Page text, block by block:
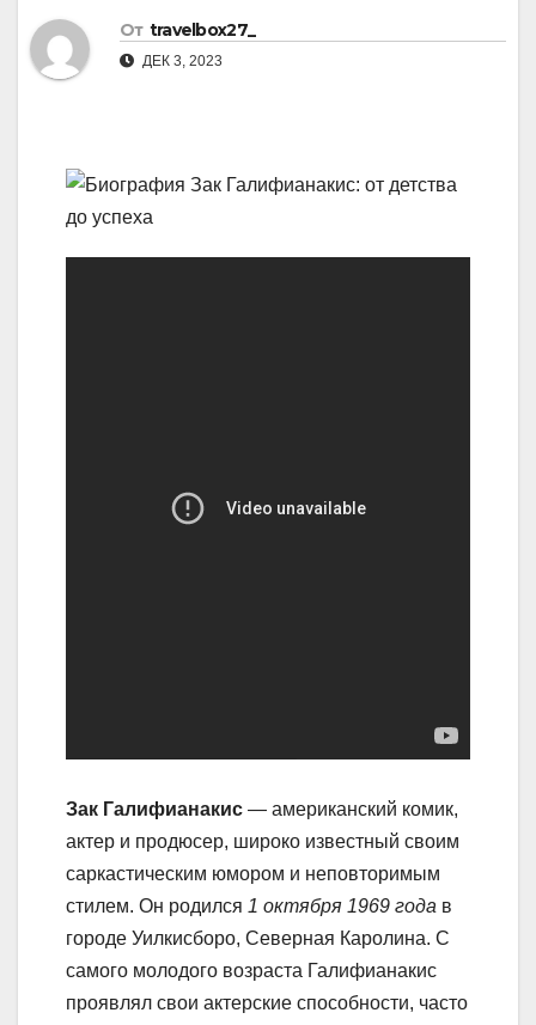
От travelbox27_
ДЕК 3, 2023
Зак Галифианакис — американский комик,
актер и продюсер, широко известный своим
саркастическим юмором и неповторимым
стилем. Он родился 1 октября 1969 года в
городе Уилкисборо, Северная Каролина. С
самого молодого возраста Галифианакис
проявлял свои актерские способности, часто